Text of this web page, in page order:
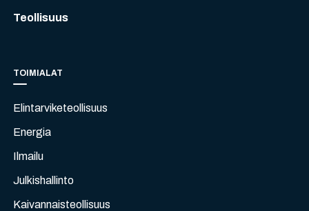
Teollisuus
TOIMIALAT
Elintarviketeollisuus
Energia
Ilmailu
Julkishallinto
Kaivannaisteollisuus